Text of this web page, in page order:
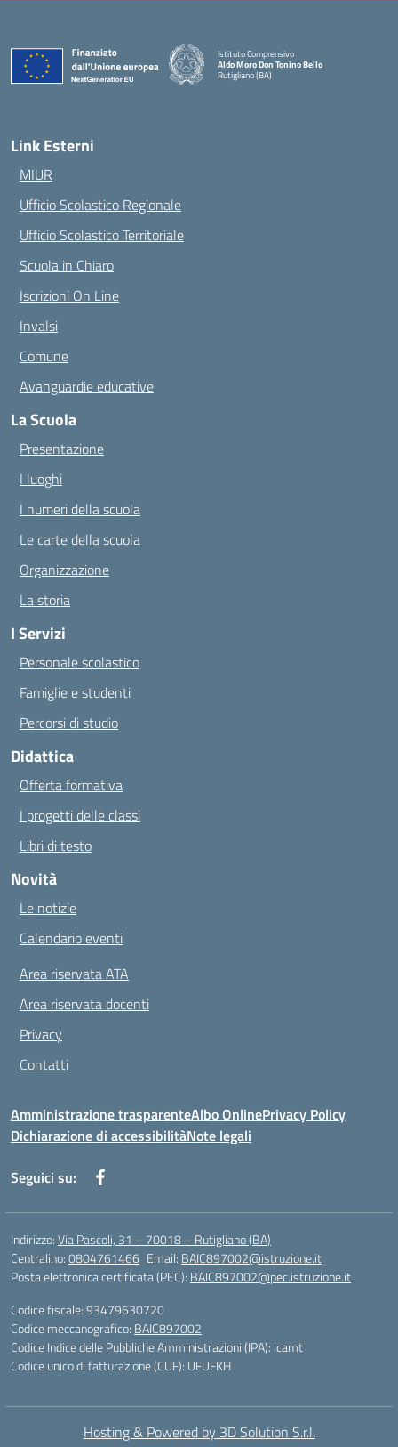
Istituto Comprensivo
Aldo Moro Don Tonino Bello
Rutigliano (BA)
— Visita la pagina iniziale della scuola
Link Esterni
MIUR
Ufficio Scolastico Regionale
Ufficio Scolastico Territoriale
Scuola in Chiaro
Iscrizioni On Line
Invalsi
Comune
Avanguardie educative
La Scuola
Presentazione
I luoghi
I numeri della scuola
Le carte della scuola
Organizzazione
La storia
I Servizi
Personale scolastico
Famiglie e studenti
Percorsi di studio
Didattica
Offerta formativa
I progetti delle classi
Libri di testo
Novità
Le notizie
Calendario eventi
Area riservata ATA
Area riservata docenti
Privacy
Contatti
Amministrazione trasparenteAlbo OnlinePrivacy Policy
Dichiarazione di accessibilitàNote legali
Seguici su:
Indirizzo:Via Pascoli, 31 – 70018 – Rutigliano (BA)
Centralino:0804761466 Email: BAIC897002@istruzione.it
Posta elettronica certificata (PEC): BAIC897002@pec.istruzione.it
Codice fiscale: 93479630720
Codice meccanografico: BAIC897002
Codice Indice delle Pubbliche Amministrazioni (IPA): icamt
Codice unico di fatturazione (CUF): UFUFKH
Hosting & Powered by 3D Solution S.r.l.